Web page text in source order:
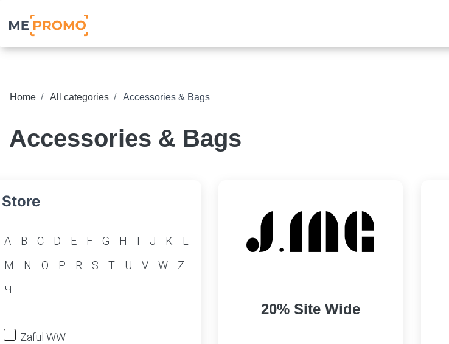
Home All categories Accessories & Bags
Accessories & Bags
Store
A B C D E F G H I J K
L
M
N O P R S T U V W
Z
Ч
Zaful WW
20% Site Wide